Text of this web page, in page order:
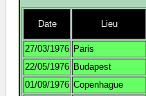
Date Lieu
27/03/1976 Paris
22/05/1976 Budapest
01/09/1976 Copenhague